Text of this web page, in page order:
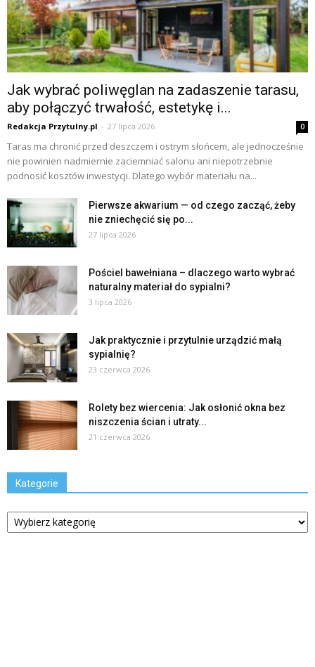
Jak wybrać poliwęglan na zadaszenie tarasu,
aby połączyć trwałość, estetykę i...
Redakcja Przytulny.pl - 27 lipca 2026 0
Taras ma chronić przed deszczem i ostrym słońcem, ale jednocześnie
nie powinien nadmiernie zaciemniać salonu ani niepotrzebnie
podnosić kosztów inwestycji. Dlatego wybór materiału na...
Pierwsze akwarium — od czego zacząć, żeby
nie zniechęcić się po...
27 lipca 2026
Pościel bawełniana – dlaczego warto wybrać
naturalny materiał do sypialni?
3 lipca 2026
Jak praktycznie i przytulnie urządzić małą
sypialnię?
23 czerwca 2026
Rolety bez wiercenia: Jak osłonić okna bez
niszczenia ścian i utraty...
21 czerwca 2026
Kategorie
Kategorie